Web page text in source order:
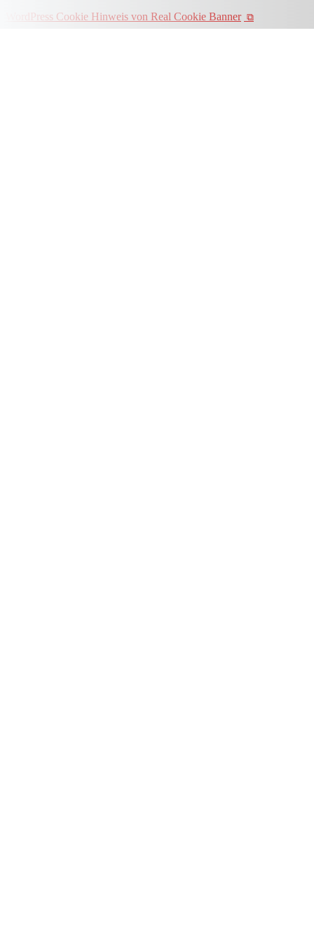
WordPress Cookie Hinweis von Real Cookie Banner